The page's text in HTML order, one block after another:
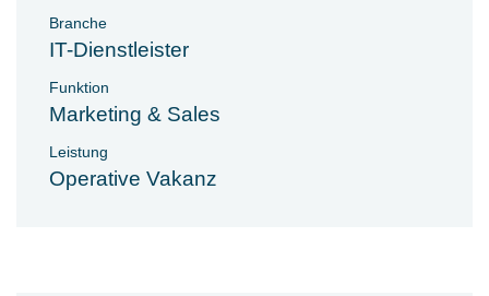
Branche
IT-Dienstleister
Funktion
Marketing & Sales
Leistung
Operative Vakanz